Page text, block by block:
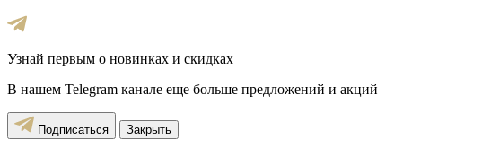
Узнай первым о новинках и скидках
В нашем Telegram канале еще больше предложений и акций
Подписаться Закрыть